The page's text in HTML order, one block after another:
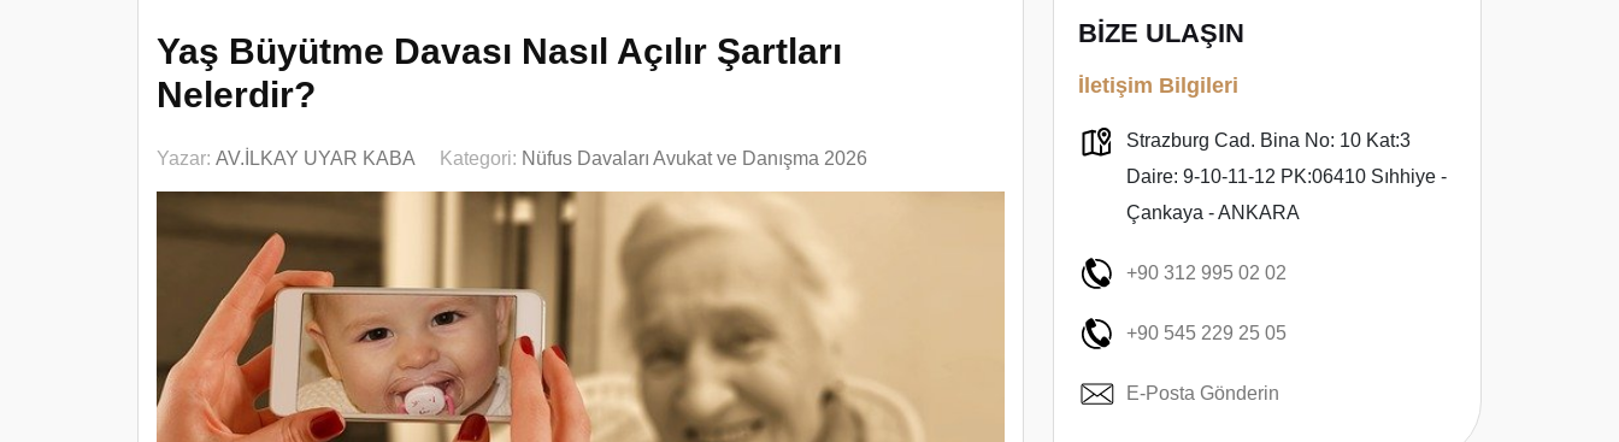
Yaş Büyütme Davası Nasıl Açılır Şartları
Nelerdir?
Yazar: AV.İLKAY UYAR KABA Kategori: Nüfus Davaları Avukat ve Danışma 2026
BİZE ULAŞIN
İletişim Bilgileri
Strazburg Cad. Bina No: 10 Kat:3
Daire: 9-10-11-12 PK:06410 Sıhhiye -
Çankaya - ANKARA
+90 312 995 02 02
+90 545 229 25 05
E-Posta Gönderin